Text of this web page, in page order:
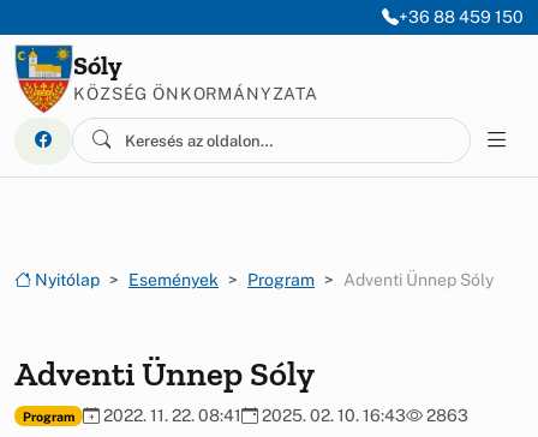
+36 88 459 150
Sóly
KÖZSÉG ÖNKORMÁNYZATA
Nyitólap Események Program Adventi Ünnep Sóly
Adventi Ünnep Sóly
Program 2022. 11. 22. 08:41 2025. 02. 10. 16:43 2863